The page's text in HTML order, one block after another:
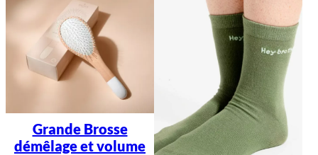
Grande Brosse
démêlage et volume